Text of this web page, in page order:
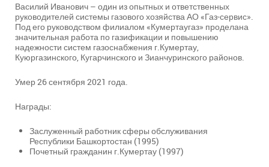
Василий Иванович – один из опытных и ответственных
руководителей системы газового хозяйства АО «Газ-сервис».
Под его руководством филиалом «Кумертаугаз» проделана
значительная работа по газификации и повышению
надежности систем газоснабжения г.Кумертау,
Куюргазинского, Кугарчинского и Зианчуринского районов.
Умер 26 сентября 2021 года.
Награды:
Заслуженный работник сферы обслуживания
Республики Башкортостан (1995)
Почетный гражданин г.Кумертау (1997)